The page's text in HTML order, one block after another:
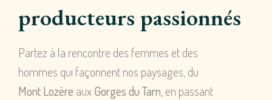
producteurs passionnés
Partez à la rencontre des femmes et des
hommes qui façonnent nos paysages, du
Mont Lozère auxGorges du Tarn , en passant